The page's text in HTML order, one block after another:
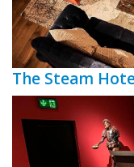
The Steam